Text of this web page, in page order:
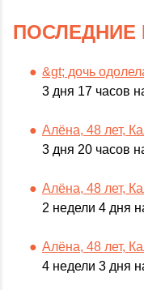
ПОСЛЕДНИЕ
&gt; дочь
3 дня 17 часов
Алёна, 48 лет,
3 дня 20 часов
Алёна, 48 лет,
2 недели 4 дня
Алёна, 48 лет,
4 недели 3 дня